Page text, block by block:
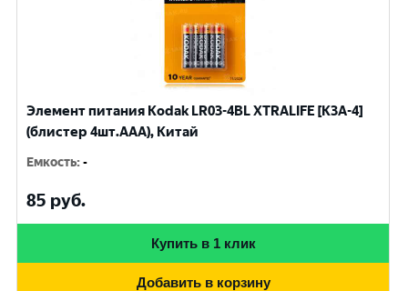
Элемент питания Kodak LR03-4BL XTRALIFE [K3A-4]
(блистер 4шт.AАА), Китай
Емкость:-
85 руб.
Купить в 1 клик
Добавить в корзину